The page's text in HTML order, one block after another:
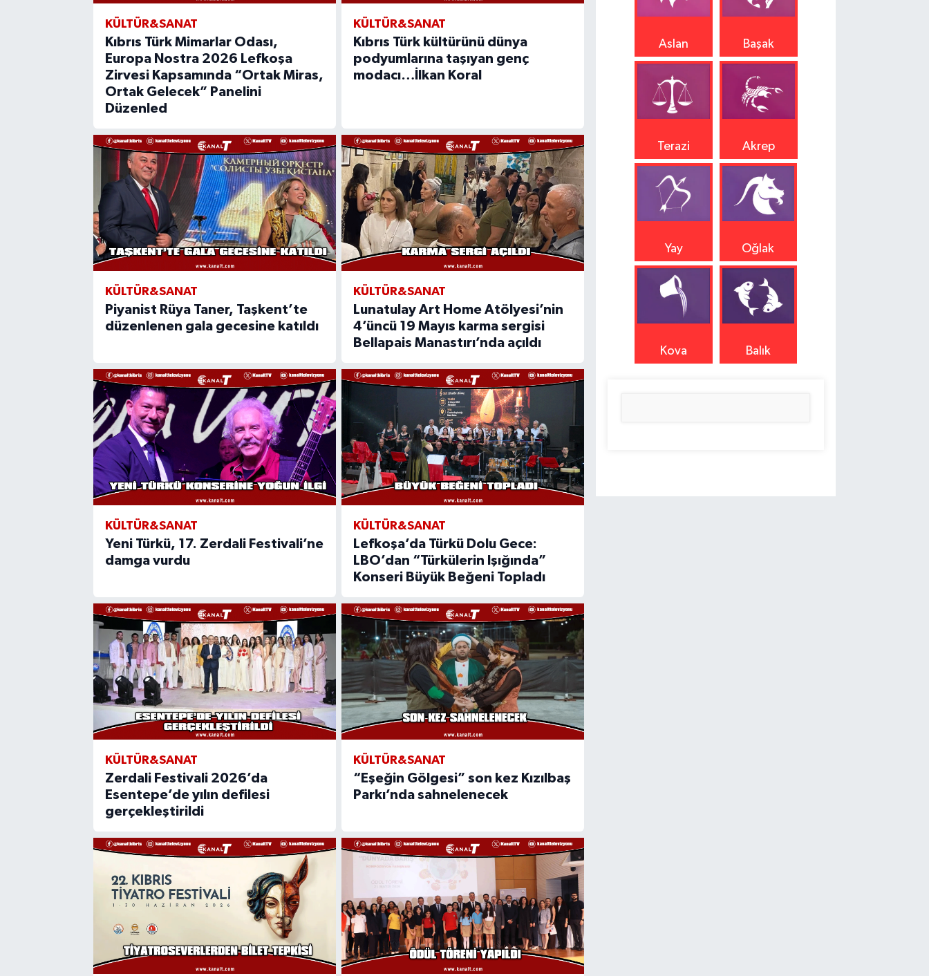
KÜLTÜR&SANAT
Kıbrıs Türk Mimarlar Odası,
Europa Nostra 2026 Lefkoşa
Zirvesi Kapsamında “Ortak Miras,
Ortak Gelecek” Panelini
Düzenled
KÜLTÜR&SANAT
Kıbrıs Türk kültürünü dünya
podyumlarına taşıyan genç
modacı…İlkan Koral
KÜLTÜR&SANAT
Piyanist Rüya Taner, Taşkent’te
düzenlenen gala gecesine katıldı
KÜLTÜR&SANAT
Lunatulay Art Home Atölyesi’nin
4’üncü 19 Mayıs karma sergisi
Bellapais Manastırı’nda açıldı
KÜLTÜR&SANAT
Yeni Türkü, 17. Zerdali Festivali’ne
damga vurdu
KÜLTÜR&SANAT
Lefkoşa’da Türkü Dolu Gece:
LBO’dan “Türkülerin Işığında”
Konseri Büyük Beğeni Topladı
KÜLTÜR&SANAT
Zerdali Festivali 2026’da
Esentepe’de yılın defilesi
gerçekleştirildi
KÜLTÜR&SANAT
“Eşeğin Gölgesi” son kez Kızılbaş
Parkı’nda sahnelenecek
Aslan Başak
Terazi Akrep
Yay Oğlak
Kova Balık